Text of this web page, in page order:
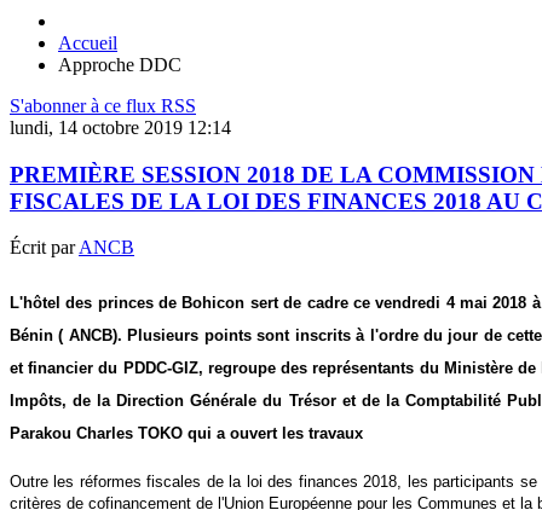
Accueil
Approche DDC
S'abonner à ce flux RSS
lundi, 14 octobre 2019 12:14
PREMIÈRE SESSION 2018 DE LA
FISCALES DE LA LOI DES FINANCES 2018 AU
Écrit parANCB
L'hôtel des princes de Bohicon sert de cadre ce vendredi 4 mai
Bénin ( ANCB). Plusieurs points sont inscrits à l'ordre du jour de
et financier du PDDC-GIZ, regroupe des représentants du Ministère
Impôts, de la Direction Générale du Trésor et de la Comptabilité
Parakou Charles TOKO qui a ouvert les travaux
Outre les réformes fiscales de la loi des finances 2018, les participants
critères de cofinancement de l'Union Européenne pour les Communes et